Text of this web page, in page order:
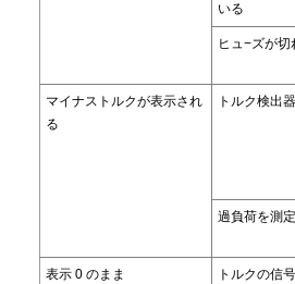
いる
ヒュ−ズが切
マイナストルクが表示され
る
トルク検出
過負荷を測
表示 0 のまま トルクの信